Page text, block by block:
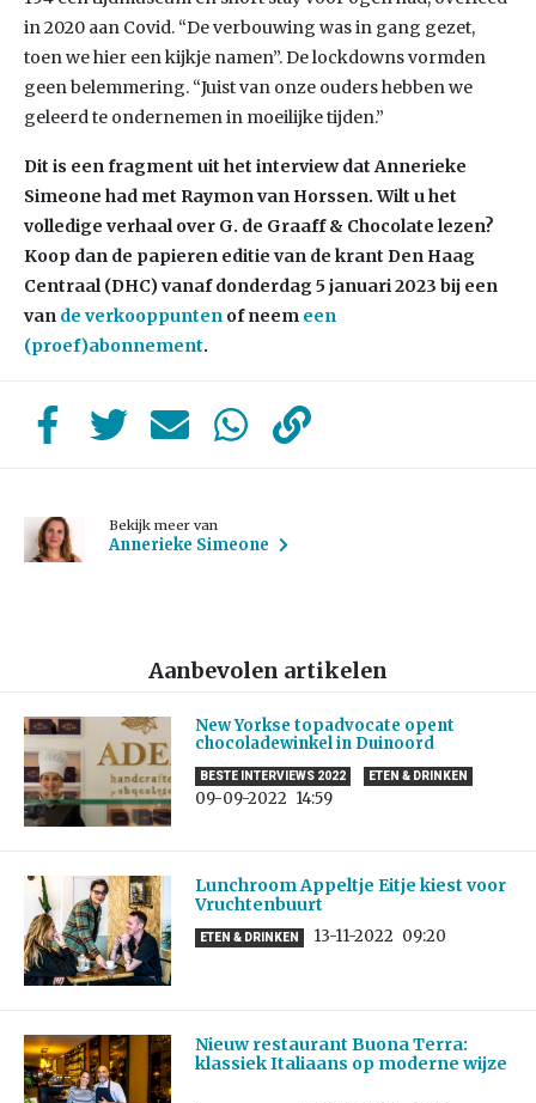
in 2020 aan Covid. “De verbouwing was in gang gezet,
toen we hier een kijkje namen”. De lockdowns vormden
geen belemmering. “Juist van onze ouders hebben we
geleerd te ondernemen in moeilijke tijden.”
Dit is een fragment uit het interview dat Annerieke
Simeone had met Raymon van Horssen. Wilt u het
volledige verhaal over G. de Graaff & Chocolate lezen?
Koop dan de papieren editie van de krant Den Haag
Centraal (DHC) vanaf donderdag 5 januari 2023 bij een
van de verkooppunten of neem een
(proef)abonnement.
Bekijk meer van
Annerieke Simeone
Aanbevolen artikelen
New Yorkse topadvocate opent
chocoladewinkel in Duinoord
BESTE INTERVIEWS 2022 ETEN & DRINKEN
09-09-2022 14:59
Lunchroom Appeltje Eitje kiest voor
Vruchtenbuurt
ETEN & DRINKEN 13-11-2022 09:20
Nieuw restaurant Buona Terra:
klassiek Italiaans op moderne wijze